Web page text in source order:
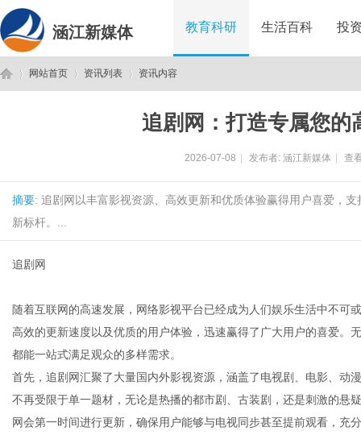
涵江新媒体 教育科研 生活百科 投
网站首页 资讯列表 资讯内容
追剧网：打造专属您的
2026-07-08 发布者: 涵江新媒体 查
摘要: 追剧网以丰富影视资源、高效更新和优质体验赢得用户喜爱，
新标杆。...
追剧网
随着互联网的高速发展，网络影视平台已经成为人们娱乐生活中不可
高效的更新速度以及优质的用户体验，迅速赢得了广大用户的喜爱。
都能一站式满足观众的多样需求。
首先，追剧网汇聚了大量国内外影视资源，涵盖了电视剧、电影、动
不再受限于单一题材，无论是热播的都市剧、古装剧，还是刺激的悬
网会第一时间进行更新，确保用户能够与电视同步甚至提前观看，充